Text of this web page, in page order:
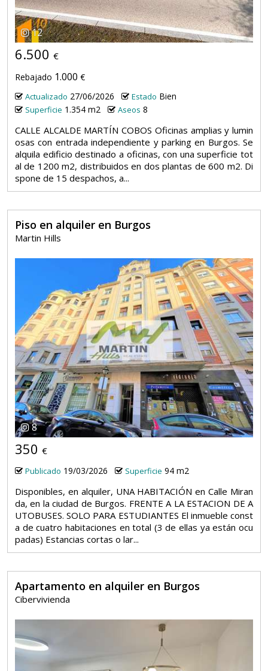
12
6.500 €
Rebajado 1.000 €
Actualizado 27/06/2026 Estado Bien
Superficie 1.354 m2 Aseos 8
CALLE ALCALDE MARTÍN COBOS Oficinas amplias y lumin
osas con entrada independiente y parking en Burgos. Se
alquila edificio destinado a oficinas, con una superficie tot
al de 1200 m2, distribuidos en dos plantas de 600 m2. Di
spone de 15 despachos, a...
Piso en alquiler en Burgos
Martin Hills
8
350 €
Publicado 19/03/2026 Superficie 94 m2
Disponibles, en alquiler, UNA HABITACIÓN en Calle Miran
da, en la ciudad de Burgos. FRENTE A LA ESTACION DE A
UTOBUSES. SOLO PARA ESTUDIANTES El inmueble const
a de cuatro habitaciones en total (3 de ellas ya están ocu
padas) Estancias cortas o lar...
Apartamento en alquiler en Burgos
Cibervivienda